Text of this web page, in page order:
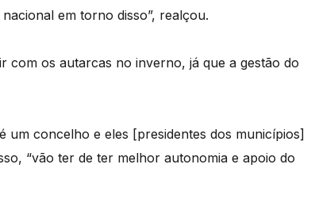
em torno disso”, realçou.
com os autarcas no inverno, já que a gestão do
um concelho e eles [presidentes dos municípios]
“vão ter de ter melhor autonomia e apoio do